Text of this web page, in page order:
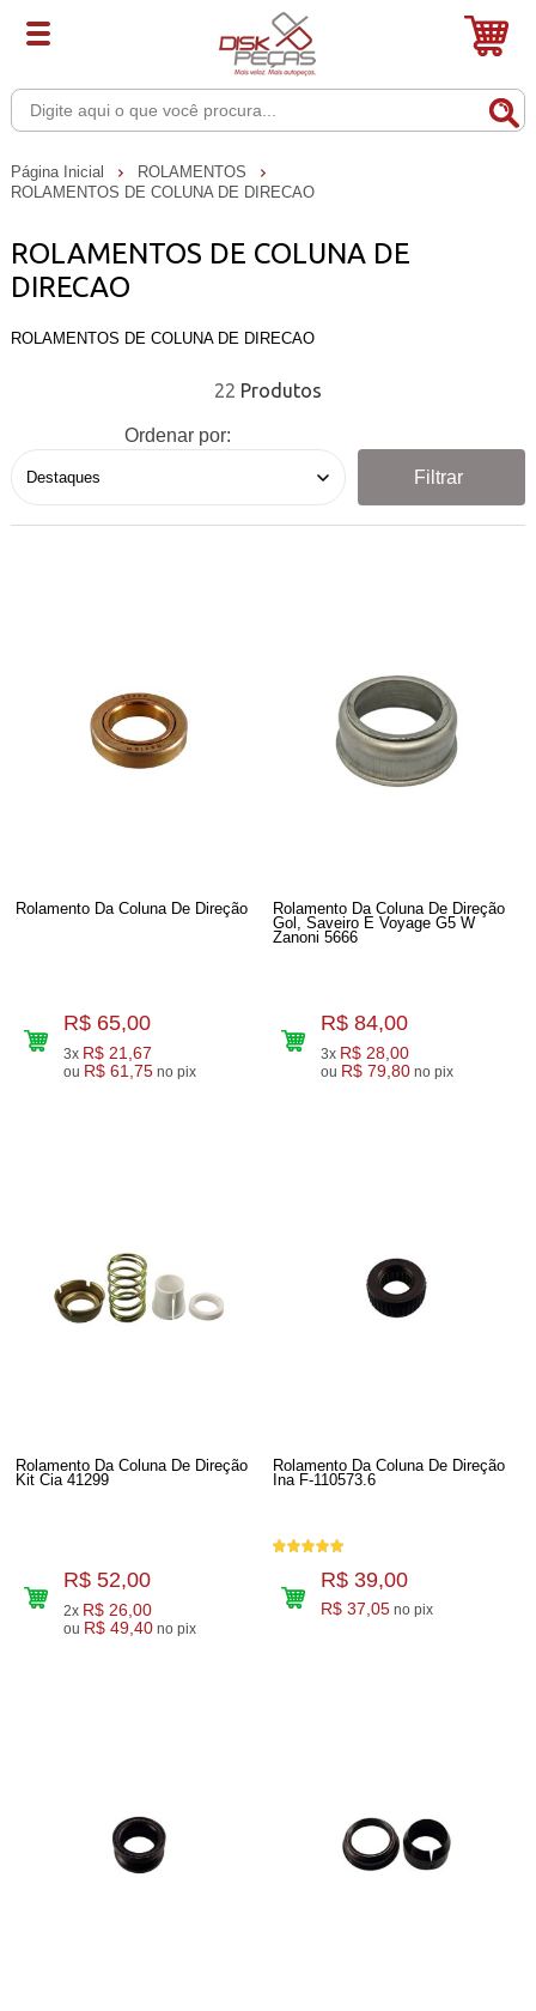
Página Inicial
ROLAMENTOS
ROLAMENTOS DE COLUNA DE DIRECAO
ROLAMENTOS DE COLUNA DE
DIRECAO
ROLAMENTOS DE COLUNA DE DIRECAO
22
Ordenar por:
Filtrar
Rolamento Da Coluna De Direção
R$ 65,00
3x R$ 21,67
ou R$ 61,75 no pix
Rolamento Da Coluna De Direção
Gol, Saveiro E Voyage G5 W
Zanoni 5666
R$ 84,00
3x R$ 28,00
ou R$ 79,80 no pix
Rolamento Da Coluna De Direção
Kit Cia 41299
R$ 52,00
2x R$ 26,00
ou R$ 49,40 no pix
Rolamento Da Coluna De Direção
Ina F-110573.6
R$ 39,00
R$ 37,05 no pix